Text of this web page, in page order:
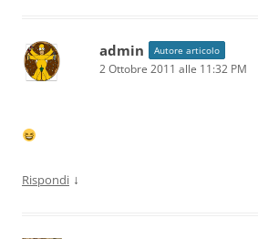
admin Autore articolo
2 Ottobre 2011 alle 11:32 PM
Rispondi ↓